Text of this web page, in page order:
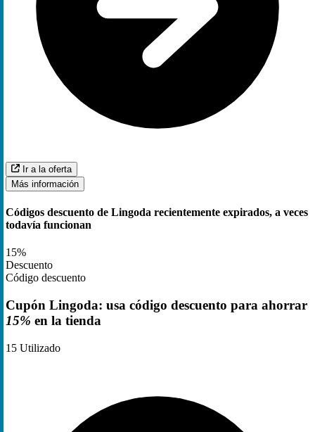
Ir a la oferta
Más información
Códigos descuento de Lingoda recientemente expirados, a veces
todavía funcionan
15%
Descuento
Código descuento
Cupón Lingoda: usa código descuento para ahorrar
15% en la tienda
15 Utilizado